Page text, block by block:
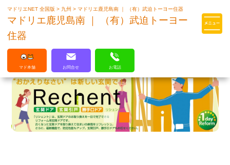
マドリエはLIXILの厳しい基準を
クリアした住まいのプロ集団です
マドリエNET 全国版> 九州>マドリエ鹿児島南 ｜ （有）武迫トーヨー住器
マドリエ鹿児島南 ｜ （有）武迫トーヨー
住器
マド本舗 お問合せ お電話